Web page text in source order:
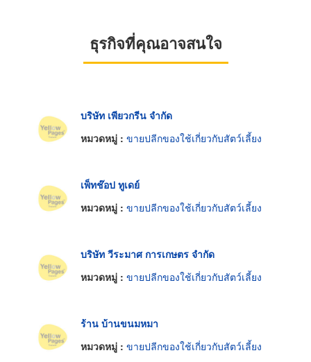
ธุรกิจที่คุณอาจสนใจ
บริษัท เพียวกรีน จำกัด
หมวดหมู่ : ขายปลีกของใช้เกี่ยวกับสัตว์เลี้ยง
เพ็ทช๊อป ทูเดย์
หมวดหมู่ : ขายปลีกของใช้เกี่ยวกับสัตว์เลี้ยง
บริษัท วีระมาศ การเกษตร จำกัด
หมวดหมู่ : ขายปลีกของใช้เกี่ยวกับสัตว์เลี้ยง
ร้าน บ้านขนมหมา
หมวดหมู่ : ขายปลีกของใช้เกี่ยวกับสัตว์เลี้ยง